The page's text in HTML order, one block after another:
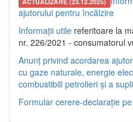
ajutorului pentru încălzire
Informații utile referitoare la
nr. 226/2021 - consumatorul
Anunț privind acordarea
cu gaze naturale, energie
combustibili petrolieri și a
Formular cerere-declarație